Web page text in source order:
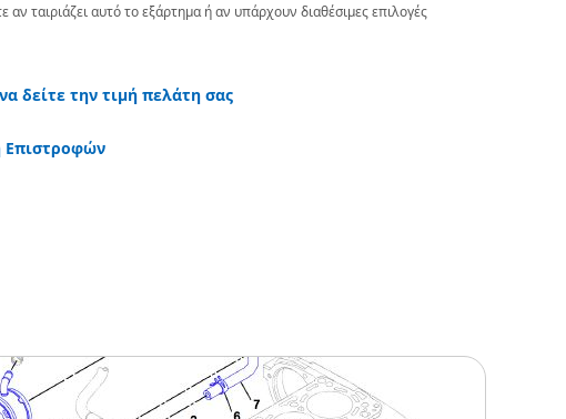
ταιριάζει αυτό το εξάρτημα ή αν υπάρχουν διαθέσιμες επιλογές
δείτε την τιμή πελάτη σας
Επιστροφών